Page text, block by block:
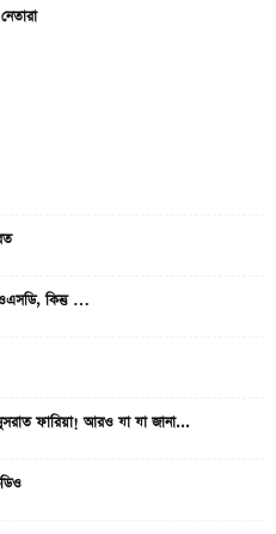
ওএসডি, কিন্তু …
ফারিয়া! আরও যা যা জানা...